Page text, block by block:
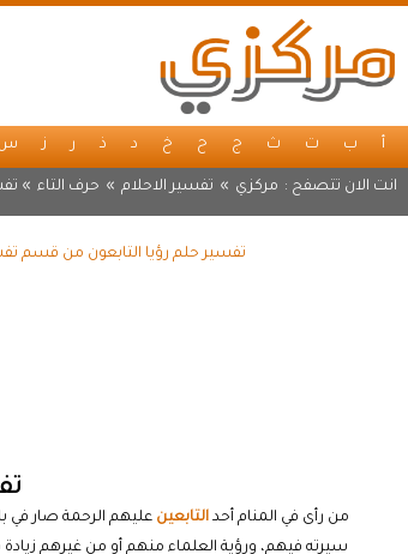
أ ب ت ث ج ح خ د ذ ر ز
انت الان تتصفح : مركزي » تفسير الاحلام » حرف التاء »
تفسير حلم رؤيا التابعون من قسم
من رأى في المنام أحد التابعين عليهم الرحمة صار
سيرته فيهم، ورؤية العلماء منهم أو من غيرهم زيادة